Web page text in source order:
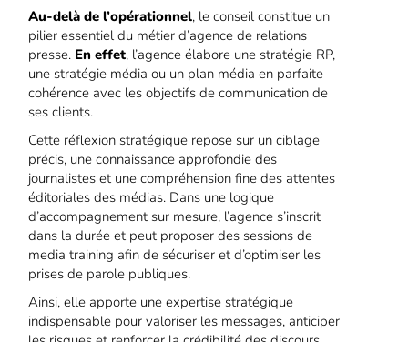
Au-delà de l’opérationnel, le conseil constitue un
pilier essentiel du métier d’agence de relations
presse. En effet, l’agence élabore une stratégie RP,
une stratégie média ou un plan média en parfaite
cohérence avec les objectifs de communication de
ses clients.
Cette réflexion stratégique repose sur un ciblage
précis, une connaissance approfondie des
journalistes et une compréhension fine des attentes
éditoriales des médias. Dans une logique
d’accompagnement sur mesure, l’agence s’inscrit
dans la durée et peut proposer des sessions de
media training afin de sécuriser et d’optimiser les
prises de parole publiques.
Ainsi, elle apporte une expertise stratégique
indispensable pour valoriser les messages, anticiper